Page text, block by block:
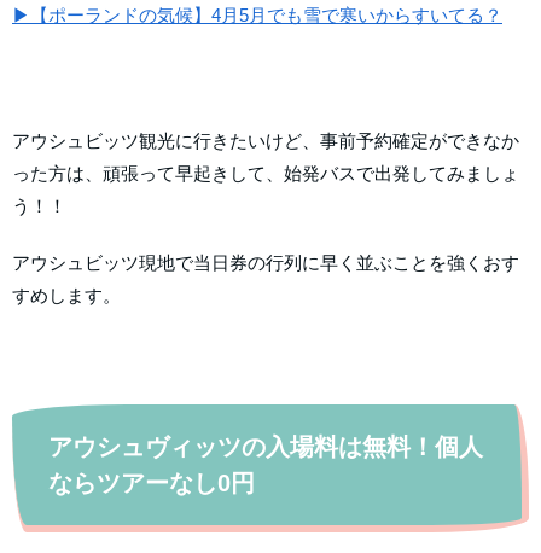
▶【ポーランドの気候】4月5月でも雪で寒いからすいてる？
アウシュビッツ観光に行きたいけど、事前予約確定ができなか
った方は、頑張って早起きして、始発バスで出発してみましょ
う！！
アウシュビッツ現地で当日券の行列に早く並ぶことを強くおす
すめします。
アウシュヴィッツの入場料は無料！個人
ならツアーなし0円